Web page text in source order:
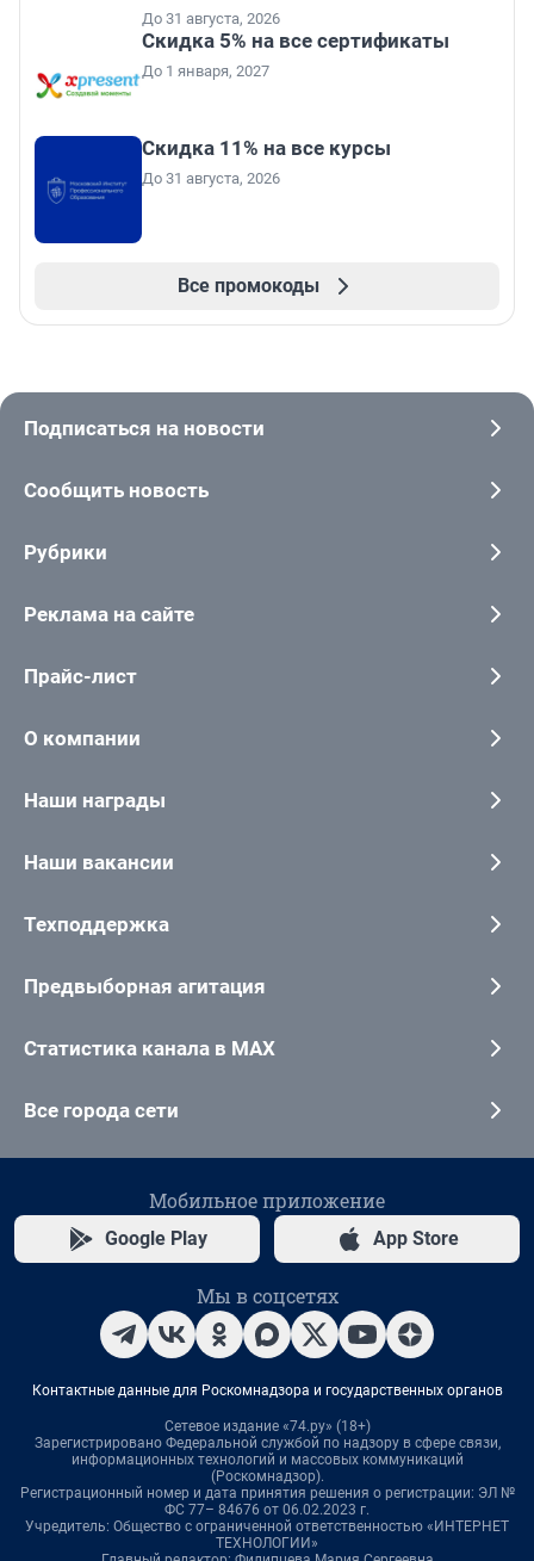
До 31 августа, 2026
Скидка 5% на все сертификаты
До 1 января, 2027
Скидка 11% на все курсы
До 31 августа, 2026
Все промокоды
Подписаться на новости
Сообщить новость
Рубрики
Реклама на сайте
Прайс-лист
О компании
Наши награды
Наши вакансии
Техподдержка
Предвыборная агитация
Статистика канала в MAX
Все города сети
Мобильное приложение
Google Play App Store
Мы в соцсетях
Контактные данные для Роскомнадзора и государственных органов
Сетевое издание «74.ру» (18+)
Зарегистрировано Федеральной службой по надзору в сфере связи,
информационных технологий и массовых коммуникаций
(Роскомнадзор).
Регистрационный номер и дата принятия решения о регистрации: ЭЛ №
ФС 77– 84676 от 06.02.2023 г.
Учредитель: Общество с ограниченной ответственностью «ИНТЕРНЕТ
ТЕХНОЛОГИИ»